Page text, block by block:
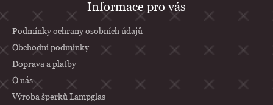
á
a
í
Informace pro vás
Podmínky ochrany osobních údajů
Obchodní podmínky
Doprava a platby
O nás
Výroba šperků Lampglas